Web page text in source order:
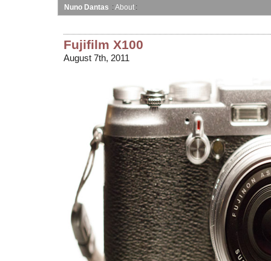
Nuno Dantas About
Fujifilm X100
August 7th, 2011